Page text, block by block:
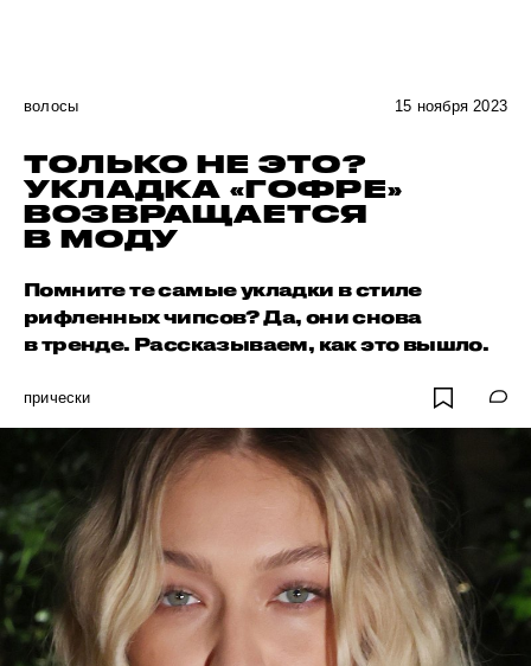
волосы 15 ноября 2023
ТОЛЬКО НЕ ЭТО?
УКЛАДКА «ГОФРЕ»
ВОЗВРАЩАЕТСЯ
В МОДУ
Помните те самые укладки в стиле
рифленных чипсов? Да, они снова
в тренде. Рассказываем, как это вышло.
прически